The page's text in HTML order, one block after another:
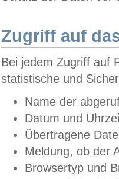
Zugriff auf
Bei jedem Zugriff auf
statistische und
Name der
Datum und
Übertragene
Meldung, ob der
Browsertyp und